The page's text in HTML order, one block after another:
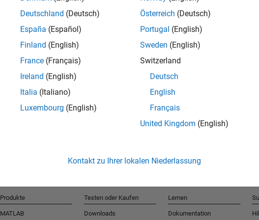
Erhalten
Deutschland (Deutsch)
España (Español)
Finland (English)
France (Français)
Ireland (English)
Italia (Italiano)
Luxembourg (English)
Österreich (Deutsch)
Portugal (English)
Sweden (English)
Switzerland
Deutsch
English
Français
United Kingdom (English)
Kontakt zu Ihrer lokalen Niederlassung
Produkte
MATLAB
Testen oder Kaufen
Downloads
Lernen
Dokumentation